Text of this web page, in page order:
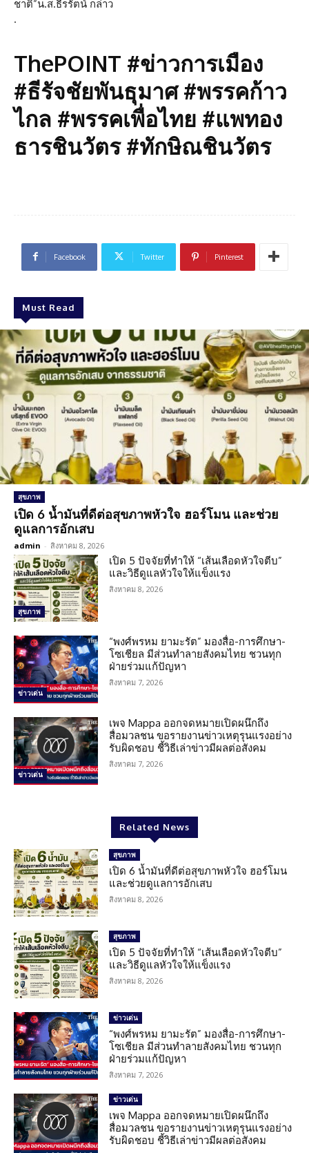
ชาติ”น.ส.ธีรรัตน์ กล่าว
.
ThePOINT #ข่าวการเมือง
#ธีรัจชัยพันธุมาศ #พรรคก้าว
ไกล #พรรคเพื่อไทย #แพทอง
ธารชินวัตร #ทักษิณชินวัตร
Facebook Twitter Pinterest
Must Read
สุขภาพ
เปิด 6 น้ำมันที่ดีต่อสุขภาพหัวใจ ฮอร์โมน และช่วย
ดูแลการอักเสบ
admin - สิงหาคม 8, 2026
สุขภาพ
เปิด 5 ปัจจัยที่ทำให้ “เส้นเลือดหัวใจตีบ”
และวิธีดูแลหัวใจให้แข็งแรง
สิงหาคม 8, 2026
ข่าวเด่น
“พงศ์พรหม ยามะรัต” มองสื่อ-การศึกษา-
โซเชียล มีส่วนทำลายสังคมไทย ชวนทุก
ฝ่ายร่วมแก้ปัญหา
สิงหาคม 7, 2026
ข่าวเด่น
เพจ Mappa ออกจดหมายเปิดผนึกถึง
สื่อมวลชน ขอรายงานข่าวเหตุรุนแรงอย่าง
รับผิดชอบ ชี้วิธีเล่าข่าวมีผลต่อสังคม
สิงหาคม 7, 2026
Related News
สุขภาพ
เปิด 6 น้ำมันที่ดีต่อสุขภาพหัวใจ ฮอร์โมน
และช่วยดูแลการอักเสบ
สิงหาคม 8, 2026
สุขภาพ
เปิด 5 ปัจจัยที่ทำให้ “เส้นเลือดหัวใจตีบ”
และวิธีดูแลหัวใจให้แข็งแรง
สิงหาคม 8, 2026
ข่าวเด่น
“พงศ์พรหม ยามะรัต” มองสื่อ-การศึกษา-
โซเชียล มีส่วนทำลายสังคมไทย ชวนทุก
ฝ่ายร่วมแก้ปัญหา
สิงหาคม 7, 2026
ข่าวเด่น
เพจ Mappa ออกจดหมายเปิดผนึกถึง
สื่อมวลชน ขอรายงานข่าวเหตุรุนแรงอย่าง
รับผิดชอบ ชี้วิธีเล่าข่าวมีผลต่อสังคม